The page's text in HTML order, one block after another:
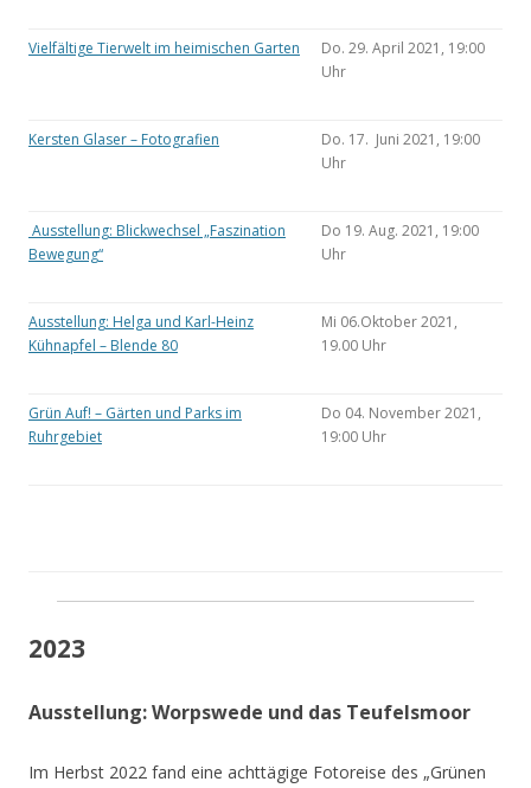
Vielfältige Tierwelt im heimischen Garten
Do. 29. April 2021, 19:00
Uhr
Kersten Glaser – Fotografien
Do. 17. Juni 2021, 19:00
Uhr
Ausstellung: Blickwechsel „Faszination
Bewegung“
Do 19. Aug. 2021, 19:00
Uhr
Ausstellung: Helga und Karl-Heinz
Kühnapfel – Blende 80
Mi 06.Oktober 2021,
19.00 Uhr
Grün Auf! – Gärten und Parks im
Ruhrgebiet
Do 04. November 2021,
19:00 Uhr
2023
Ausstellung: Worpswede und das Teufelsmoor
Im Herbst 2022 fand eine achttägige Fotoreise des „Grünen